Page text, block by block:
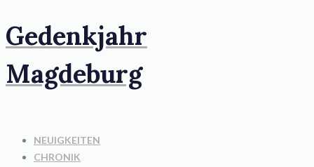
Gedenkjahr
Magdeburg
NEUIGKEITEN
CHRONIK